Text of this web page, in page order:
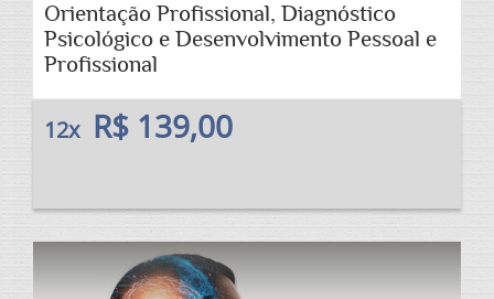
Orientação Profissional, Diagnóstico
Psicológico e Desenvolvimento Pessoal e
Profissional
12x R$ 139,00